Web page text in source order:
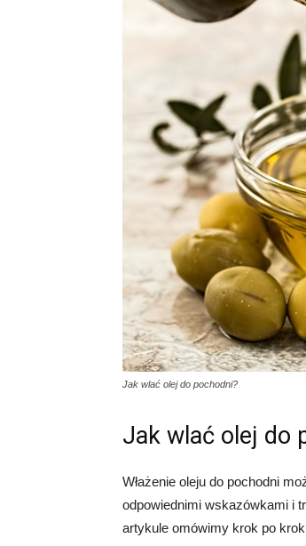
Jak wlać olej do pochodni?
Jak wlać olej do
Włażenie oleju do pochodni
odpowiednimi wskazówkami i
artykule omówimy krok po